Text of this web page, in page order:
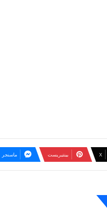
‫X بينتيريست ماسنجر